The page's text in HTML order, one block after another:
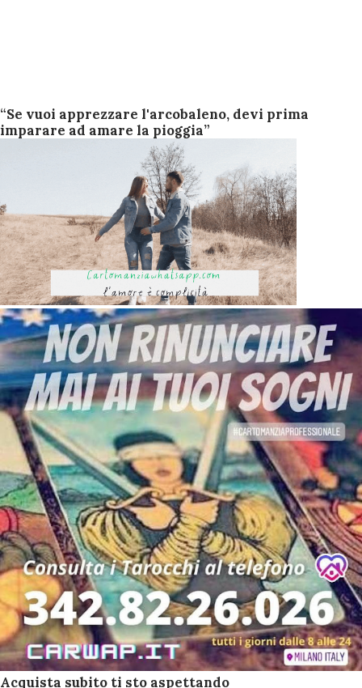
“Se vuoi apprezzare l'arcobaleno, devi prima
imparare ad amare la pioggia”
Acquista subito ti sto aspettando